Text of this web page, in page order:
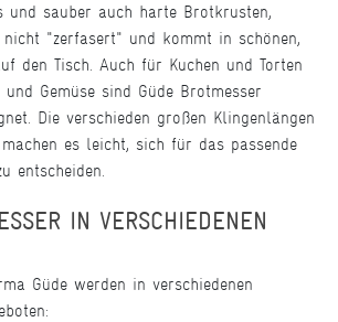
und sauber auch harte Brotkrusten,
"zerfasert" und kommt in schönen,
den Tisch. Auch für Kuchen und Torten
Gemüse sind Güde Brotmesser
Die verschieden großen Klingenlängen
es leicht, sich für das passende
entscheiden.
IN VERSCHIEDENEN
Güde werden in verschiedenen